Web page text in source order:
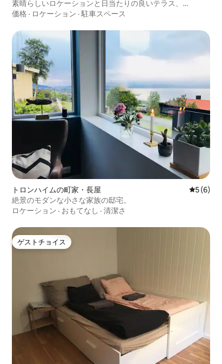
素晴らしいロケーションと日当たりの良いテラス、
Bakklandet
価格 · ロケーション · 駐車スペース
トロンハイムの町家・長屋 レビュー
5 (6)
絶景のモダンな小さな家族の邸宅。
ロケーション · おもてなし · 清潔さ
ゲストチョイス
ゲストチョイス